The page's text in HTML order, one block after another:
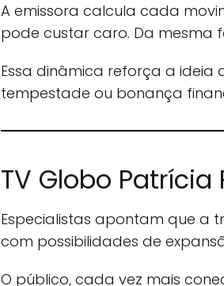
A emissora calcula cada
pode custar caro. Da mesma
Essa dinâmica reforça a ideia
tempestade ou bonança
TV Globo
Especialistas apontam que a
com possibilidades de
O público, cada vez mais